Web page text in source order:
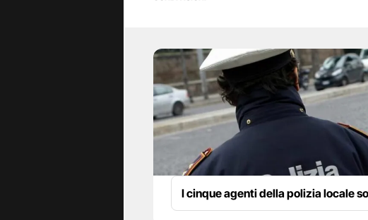
I cinque agenti della polizia locale